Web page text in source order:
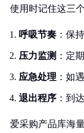
使用时记住这三
呼吸节奏 ：保
压力监测 ：定
应急处理 ：如
退出程序 ：到
爱采购产品库海